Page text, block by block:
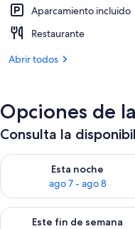
Aparcamiento incluido
Restaurante
Abrir todos
Opciones de
Consulta la
Esta noche
ago 7 - ago 8
Consulta la disponibilidad
Este fin de semana
Consulta la